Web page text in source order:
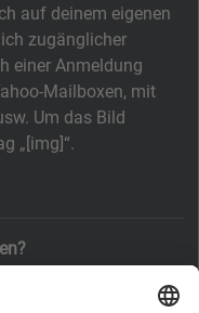
auf deinem eigenen
zugänglicher
einer Anmeldung
Mailboxen, mit
Um das Bild
„[img]“.
so bald wie möglich